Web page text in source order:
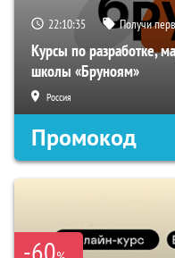
22:10:34 Получи
Курсы по разработке,
школы «Бруноям»
Россия
Промокод